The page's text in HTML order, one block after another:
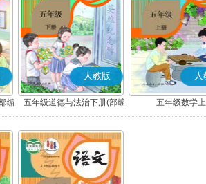
编
人教版
五年级道德与法治下册(部编
版)
人
五年级数学